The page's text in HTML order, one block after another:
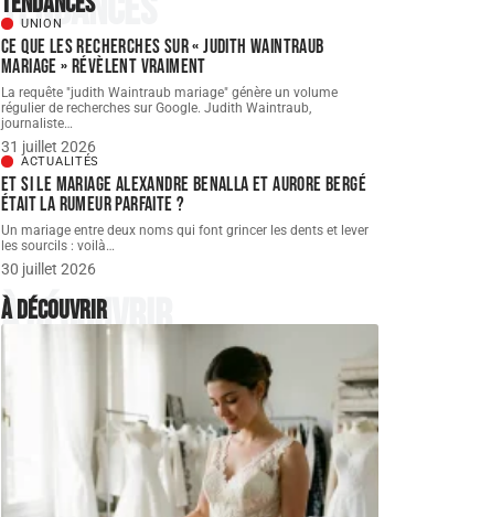
Tendances
UNION
Ce que les recherches sur « judith Waintraub
mariage » révèlent vraiment
La requête "judith Waintraub mariage" génère un volume
régulier de recherches sur Google. Judith Waintraub,
journaliste…
31 juillet 2026
ACTUALITÉS
Et si le Mariage Alexandre Benalla et Aurore Bergé
était la rumeur parfaite ?
Un mariage entre deux noms qui font grincer les dents et lever
les sourcils : voilà…
30 juillet 2026
À découvrir
À découvrir